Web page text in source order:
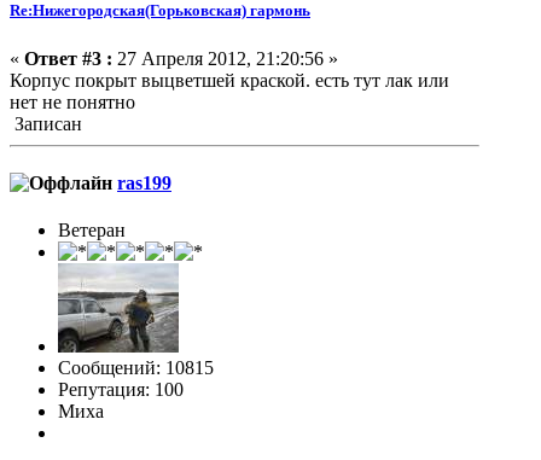
Re:Нижегородская(Горьковская) гармонь
« Ответ #3 : 27 Апреля 2012, 21:20:56 »
Корпус покрыт выцветшей краской. есть тут лак или
нет не понятно
Записан
ras199
Ветеран
Сообщений: 10815
Репутация: 100
Миха